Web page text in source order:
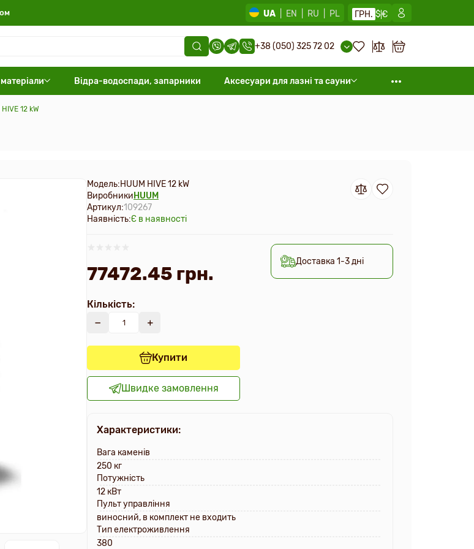
UA EN RU PL ГРН. $€
+38 (050) 325 72 02
Відра-водоспади, запарники Аксесуари для лазні та сауни
12 kW
Модель:HUUM HIVE 12 kW
Виробники HUUM
Артикул:109267
Наявність:Є в наявності
Доставка 1-3 дні
77472.45 грн.
Кількість:
Купити
Швидке замовлення
Характеристики:
Вага каменів
250 кг
Потужність
12 кВт
Пульт управління
виносний, в комплект не входить
Тип електроживлення
380